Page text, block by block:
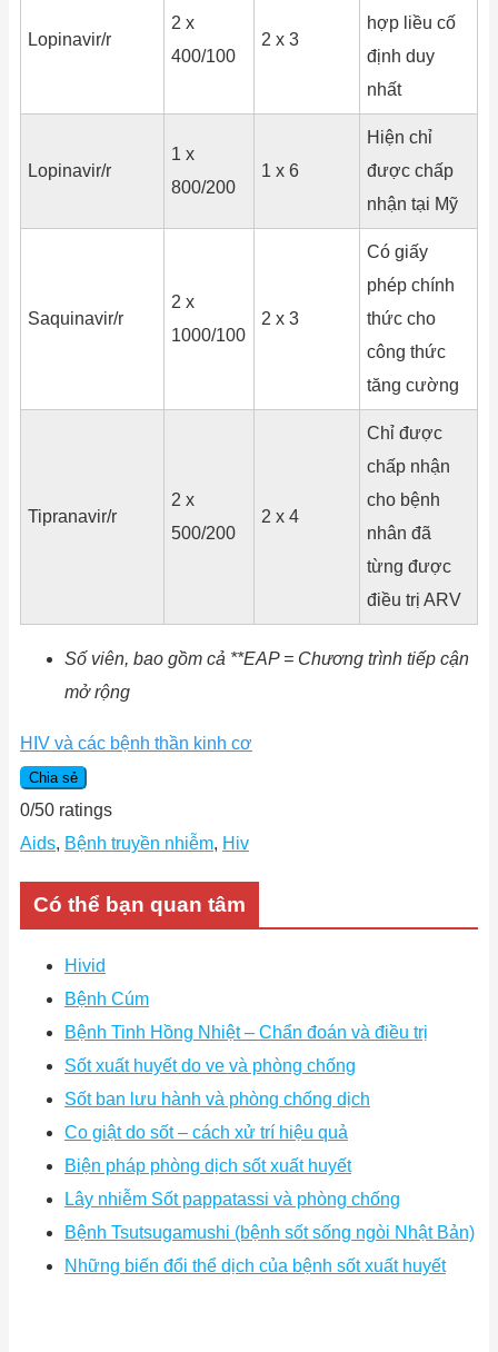
Lopinavir/r
2 x
400/100
2 x 3
hợp liều cố
định duy
nhất
Lopinavir/r
1 x
800/200
1 x 6
Hiện chỉ
được chấp
nhận tại Mỹ
Saquinavir/r
2 x
1000/100
2 x 3
Có giấy
phép chính
thức cho
công thức
tăng cường
Tipranavir/r
2 x
500/200
2 x 4
Chỉ được
chấp nhận
cho bệnh
nhân đã
từng được
điều trị ARV
Số viên, bao gồm cả **EAP = Chương trình tiếp cận
mở rộng
HIV và các bệnh thần kinh cơ
Chia sẻ
0/50 ratings
Aids, Bệnh truyền nhiễm, Hiv
Có thể bạn quan tâm
Hivid
Bệnh Cúm
Bệnh Tinh Hồng Nhiệt – Chẩn đoán và điều trị
Sốt xuất huyết do ve và phòng chống
Sốt ban lưu hành và phòng chống dịch
Co giật do sốt – cách xử trí hiệu quả
Biện pháp phòng dịch sốt xuất huyết
Lây nhiễm Sốt pappatassi và phòng chống
Bệnh Tsutsugamushi (bệnh sốt sống ngòi Nhật Bản)
Những biến đổi thể dịch của bệnh sốt xuất huyết